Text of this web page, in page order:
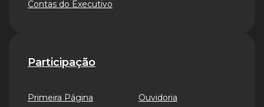
Contas do Executivo
Participação
Primeira Página Ouvidoria